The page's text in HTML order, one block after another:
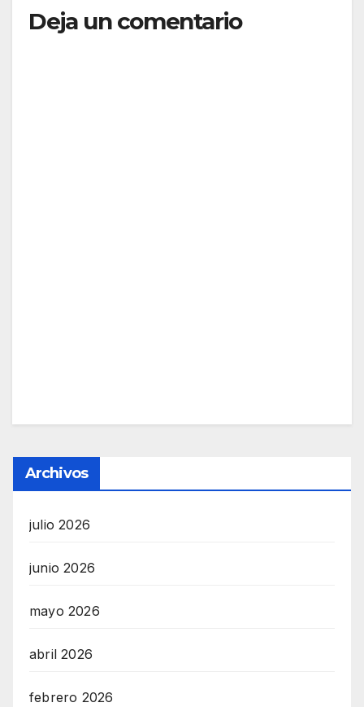
Deja un comentario
Archivos
julio 2026
junio 2026
mayo 2026
abril 2026
febrero 2026